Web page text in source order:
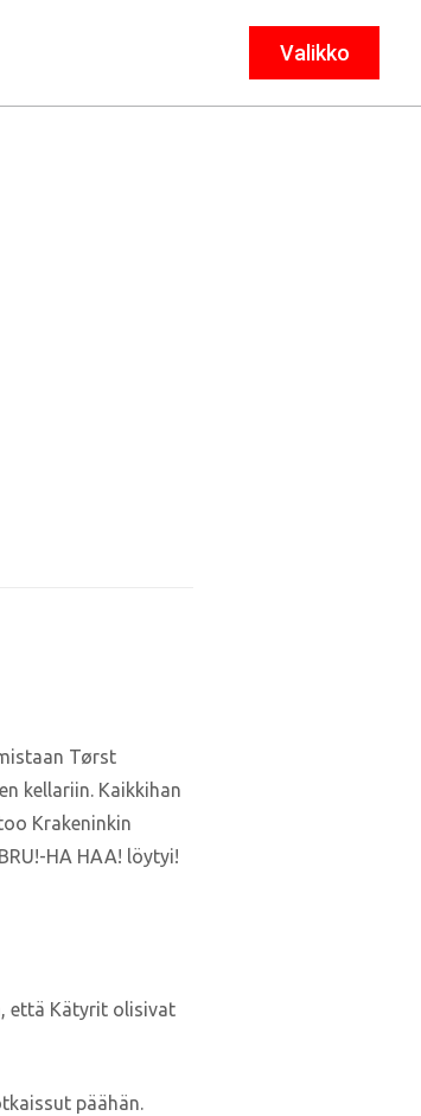
Valikko
Sulje
Tørst
kellariin. Kaikkihan
Krakeninkin
HA HAA! löytyi!
että Kätyrit olisivat
päähän.